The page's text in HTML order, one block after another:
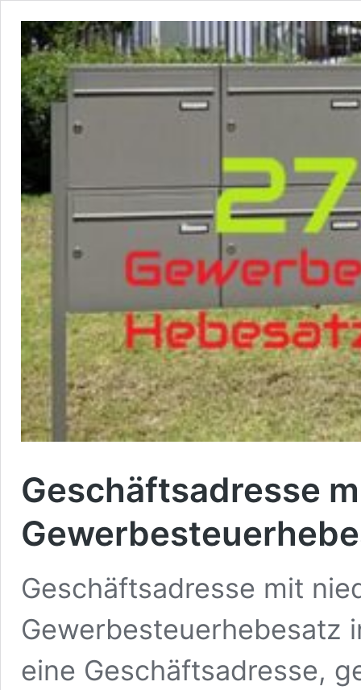
Geschäftsadresse
Geschäftsadresse mit
Gewerbesteuerhebesatz
eine Geschäftsadresse,